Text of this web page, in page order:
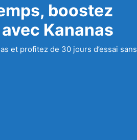
boostez
Kananas
et profitez de 30 jours d’essai sans